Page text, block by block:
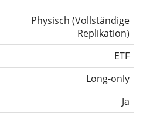
Physisch (Vollständige
Replikation)
ETF
Long-only
Ja